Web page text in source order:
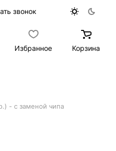
звонок
Избранное Корзина
- с заменой чипа